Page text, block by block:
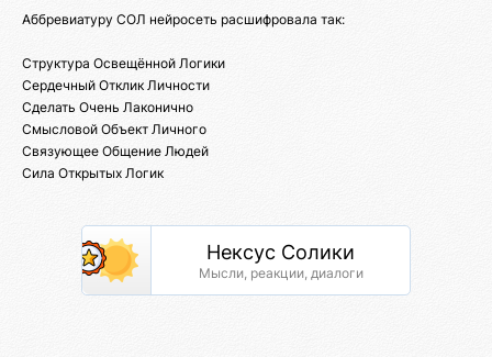
Аббревиатуру СОЛ нейросеть расшифровала так:
Структура Освещённой Логики
Сердечный Отклик Личности
Сделать Очень Лаконично
Смысловой Объект Личного
Связующее Общение Людей
Сила Открытых Логик
Нексус Солики
Мысли, реакции, диалоги